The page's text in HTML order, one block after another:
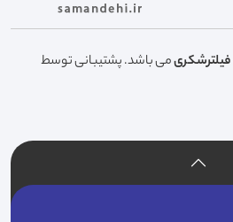
فیلترشکریمی باشد. پشتیبانی توسط